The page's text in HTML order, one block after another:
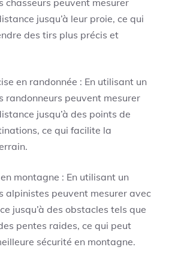
chasseurs peuvent mesurer
jusqu’à leur proie, ce qui
des tirs plus précis et
en randonnée : En utilisant un
randonneurs peuvent mesurer
jusqu’à des points de
ce qui facilite la
montagne : En utilisant un
alpinistes peuvent mesurer avec
jusqu’à des obstacles tels que
pentes raides, ce qui peut
sécurité en montagne.